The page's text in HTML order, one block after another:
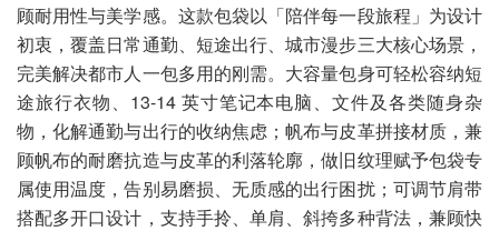
顾耐用性与美学感。这款包袋以「陪伴每一段旅程」为设计
初衷，覆盖日常通勤、短途出行、城市漫步三大核心场景，
完美解决都市人一包多用的刚需。大容量包身可轻松容纳短
途旅行衣物、13-14 英寸笔记本电脑、文件及各类随身杂
物，化解通勤与出行的收纳焦虑；帆布与皮革拼接材质，兼
顾帆布的耐磨抗造与皮革的利落轮廓，做旧纹理赋予包袋专
属使用温度，告别易磨损、无质感的出行困扰；可调节肩带
搭配多开口设计，支持手拎、单肩、斜挎多种背法，兼顾快